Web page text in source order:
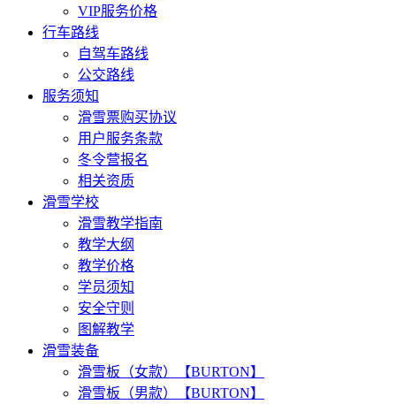
VIP服务价格
行车路线
自驾车路线
公交路线
服务须知
滑雪票购买协议
用户服务条款
冬令营报名
相关资质
滑雪学校
滑雪教学指南
教学大纲
教学价格
学员须知
安全守则
图解教学
滑雪装备
滑雪板（女款）【BURTON】
滑雪板（男款）【BURTON】